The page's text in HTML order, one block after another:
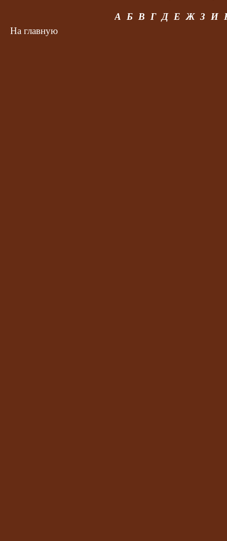
А Б В Г Д Е Ж З И
Фурман Маня
На главную